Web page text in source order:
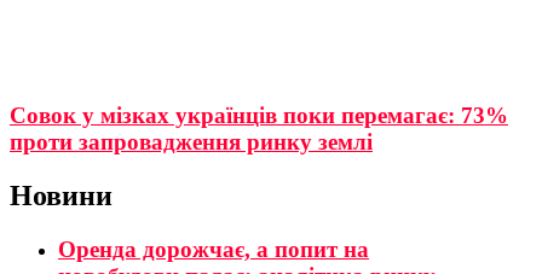
Совок у мізках українців поки перемагає: 73%
проти запровадження ринку землі
Новини
Оренда дорожчає, а попит на